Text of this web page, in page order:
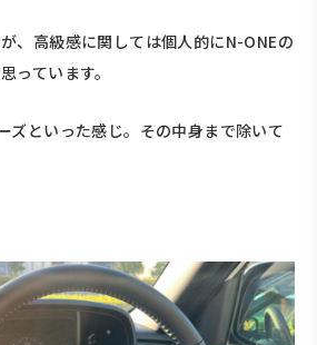
、高級感に関しては個人的にN-ONEの
っています。
ズといった感じ。その中身まで除いて